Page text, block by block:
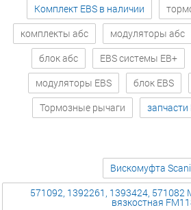
Комплект EBS в наличии
комплекты абс
модуляторы абс
блок абс
EBS системы EB+
модуляторы EBS
блок EBS
Тормозные рычаги
Вискомуфта
571092, 1392261, 1393424, 571082
вязкостная